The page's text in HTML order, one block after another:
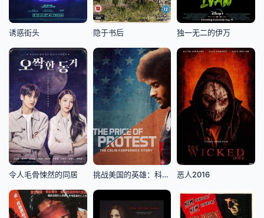
诱惑街头 隐于书后 独一无二的伊万
令人毛骨悚然的同居 挑战美国的英雄：科林·卡佩尼克的故事 恶人2016